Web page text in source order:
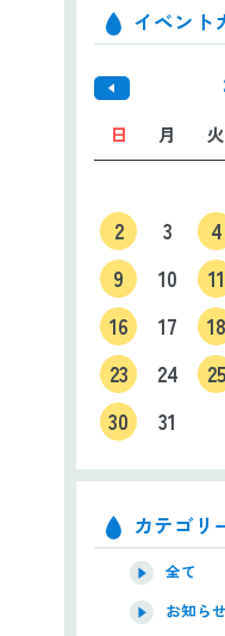
イベント
日 月 火
2
3 4
9
10 11
16
17 18
23
24 25
30
31
カテゴリ
全て
お知らせ